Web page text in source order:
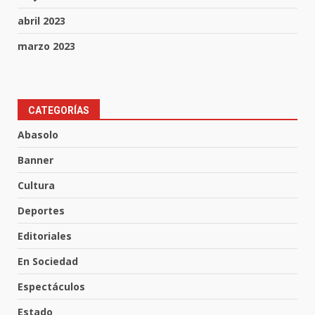
abril 2023
marzo 2023
CATEGORÍAS
Abasolo
Banner
Cultura
Deportes
Editoriales
En Sociedad
Espectáculos
Estado
3
Inauguran la Galería Historia y
7 de agosto de 2026
4
seguridad con nuevas unidades